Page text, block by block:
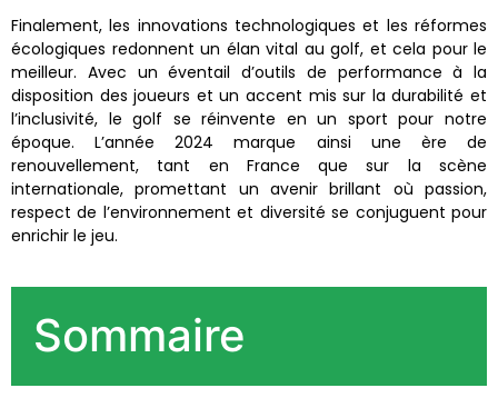
Finalement, les innovations technologiques et les réformes
écologiques redonnent un élan vital au golf, et cela pour le
meilleur. Avec un éventail d’outils de performance à la
disposition des joueurs et un accent mis sur la durabilité et
l’inclusivité, le golf se réinvente en un sport pour notre
époque. L’année 2024 marque ainsi une ère de
renouvellement, tant en France que sur la scène
internationale, promettant un avenir brillant où passion,
respect de l’environnement et diversité se conjuguent pour
enrichir le jeu.
Sommaire